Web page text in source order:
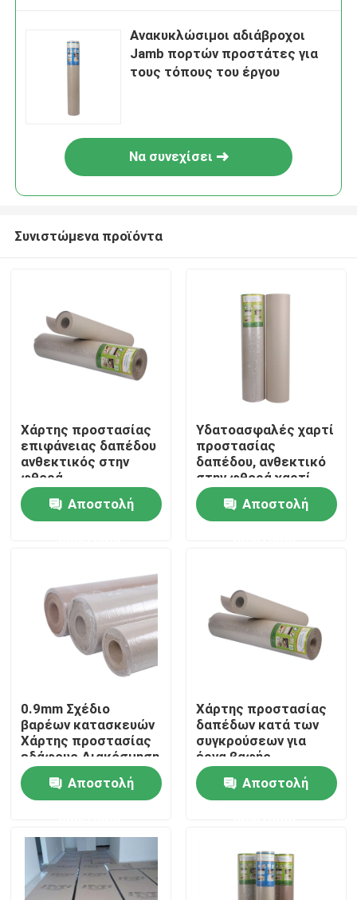
Σπίτι
Προϊόντα
Γύρος εργοστασίων
Ποιοτικός έλεγχος
Ζητήστε ένα απόσπασμα
Έγγραφο προστασίας δαπέδων
Προσωρινός ρόλος προστασίας πατωμάτων
Προστασία πατωμάτων εγγράφου της Kraft
Ανακυκλώσιμοι αδιάβροχοι
Jamb πορτών προστάτες για
τους τόπους του έργου
Να συνεχίσει
Συνιστώμενα προϊόντα
Χάρτης προστασίας
επιφάνειας δαπέδου
ανθεκτικός στην
φθορά,
ανακυκλωμένο
χαρτόνιΑποστολή
Υδατοασφαλές χαρτί
προστασίας
δαπέδου, ανθεκτικό
στην φθορά χαρτί
προστασίας
διακόσμησης
Αποστολή
0.9mm Σχέδιο
βαρέων κατασκευών
Χάρτης προστασίας
εδάφους Διακόσμηση
Τελειωμένο υλικό
προστασίας δαπέδου
Αποστολή
Χάρτης προστασίας
δαπέδων κατά των
συγκρούσεων για
έργα βαφής
Αποστολή